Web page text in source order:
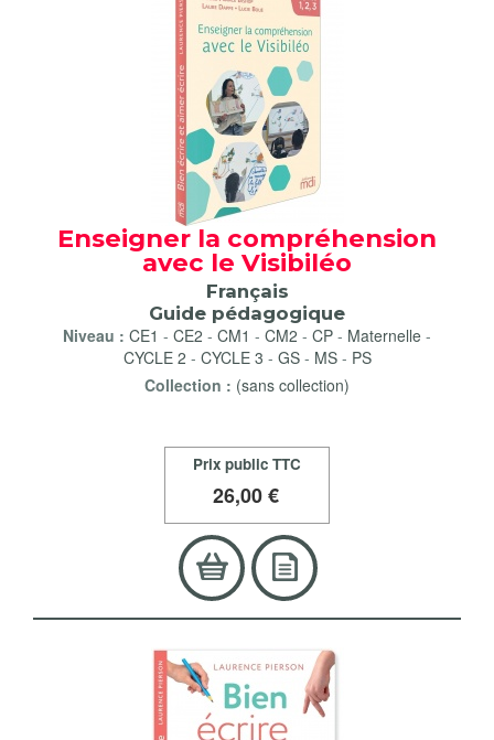
Enseigner la compréhension
avec le Visibiléo
Français
Guide pédagogique
Niveau : CE1 - CE2 - CM1 - CM2 - CP - Maternelle -
CYCLE 2 - CYCLE 3 - GS- MS- PS
Collection : (sans collection)
Prix public TTC
26,00 €